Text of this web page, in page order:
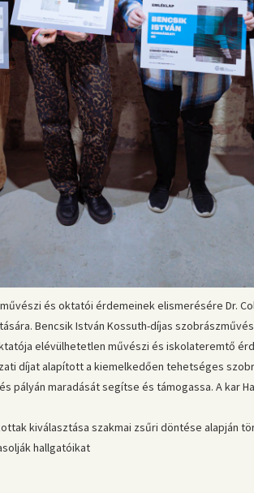
és oktatói érdemeinek elismerésére Dr.
Bencsik István Kossuth-díjas
elévülhetetlen művészi és iskolateremtő
díjat alapított a kiemelkedően tehetséges
maradását segítse és támogassa. A kar
kiválasztása szakmai zsűri döntése alapján
hallgatóikat